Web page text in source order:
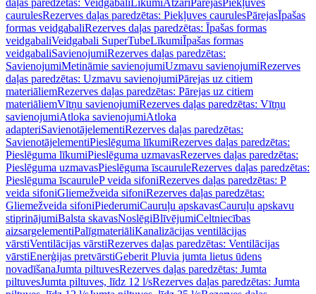
daļas paredzētas: Veidgabali LīkumiAtzari PārejasPiekļuves
caurulesRezerves daļas paredzētas: Piekļuves caurulesPārejasĪpašas
formas veidgabaliRezerves daļas paredzētas: Īpašas formas
veidgabaliVeidgabali SuperTubeLīkumiĪpašas formas
veidgabaliSavienojumiRezerves daļas paredzētas:
SavienojumiMetināmie savienojumiUzmavu savienojumiRezerves
daļas paredzētas: Uzmavu savienojumiPārejas uz citiem
materiāliemRezerves daļas paredzētas: Pārejas uz citiem
materiāliemVītņu savienojumiRezerves daļas paredzētas: Vītņu
savienojumiAtloka savienojumiAtloka
adapteriSavienotājelementiRezerves daļas paredzētas:
SavienotājelementiPieslēguma līkumiRezerves daļas paredzētas:
Pieslēguma līkumiPieslēguma uzmavasRezerves daļas paredzētas:
Pieslēguma uzmavasPieslēguma īscauruleRezerves daļas paredzētas:
Pieslēguma īscauruleP veida sifoniRezerves daļas paredzētas: P
veida sifoniGliemežveida sifoniRezerves daļas paredzētas:
Gliemežveida sifoniPiederumiCauruļu apskavasCauruļu apskavu
stiprinājumiBalsta skavasNoslēgiBlīvējumiCeltniecības
aizsargelementiPalīgmateriāliKanalizācijas ventilācijas
vārstiVentilācijas vārstiRezerves daļas paredzētas: Ventilācijas
vārstiEnerģijas pretvārstiGeberit Pluvia jumta lietus ūdens
novadīšanaJumta piltuvesRezerves daļas paredzētas: Jumta
piltuvesJumta piltuves, līdz 12 l/sRezerves daļas paredzētas: Jumta